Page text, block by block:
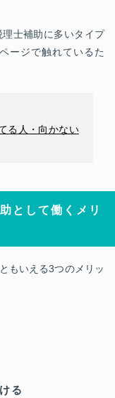
士補助に多いタイプ
ージで触れているた
る人・向かない
として働くメリ
もいえる3つのメリッ
る